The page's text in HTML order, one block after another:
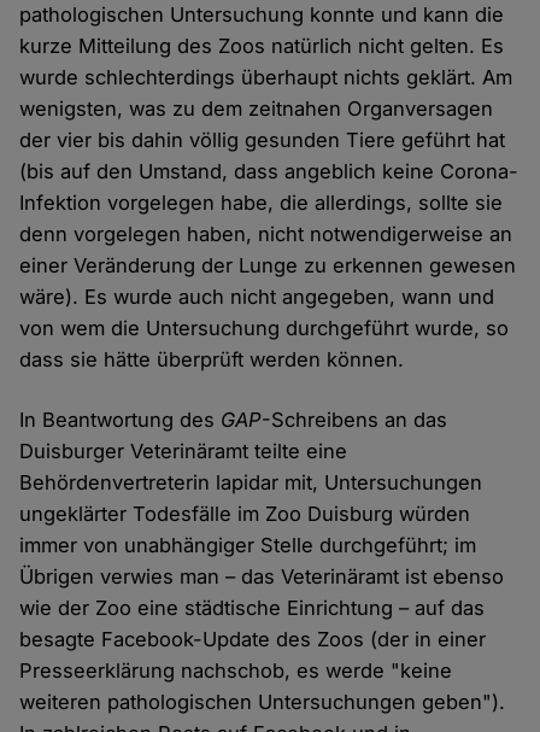
pathologischen Untersuchung konnte und kann die
kurze Mitteilung des Zoos natürlich nicht gelten. Es
wurde schlechterdings überhaupt nichts geklärt. Am
wenigsten, was zu dem zeitnahen Organversagen
der vier bis dahin völlig gesunden Tiere geführt hat
(bis auf den Umstand, dass angeblich keine Corona-
Infektion vorgelegen habe, die allerdings, sollte sie
denn vorgelegen haben, nicht notwendigerweise an
einer Veränderung der Lunge zu erkennen gewesen
wäre). Es wurde auch nicht angegeben, wann und
von wem die Untersuchung durchgeführt wurde, so
dass sie hätte überprüft werden können.
In Beantwortung des GAP-Schreibens an das
Duisburger Veterinäramt teilte eine
Behördenvertreterin lapidar mit, Untersuchungen
ungeklärter Todesfälle im Zoo Duisburg würden
immer von unabhängiger Stelle durchgeführt; im
Übrigen verwies man – das Veterinäramt ist ebenso
wie der Zoo eine städtische Einrichtung – auf das
besagte Facebook-Update des Zoos (der in einer
Presseerklärung nachschob, es werde "keine
weiteren pathologischen Untersuchungen geben").